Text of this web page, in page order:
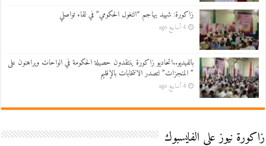
زاكورة: شهيد يهاجم “التغول الحكومي” في لقاء تواصلي
4 أسابيع ago
بالفيديو..اتحاديو زاكورة ينتقدون حصيلة الحكومة في الواحات ويراهنون على
” المنجزات” لتصدر الانتخابات بالإقليم
4 أسابيع ago
زاكورة نيوز على الفايسبوك